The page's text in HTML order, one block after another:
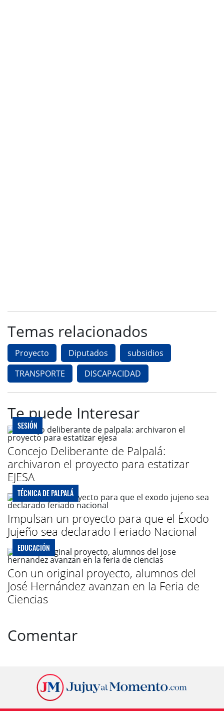
Temas relacionados
Proyecto Diputados
subsidios
TRANSPORTE
DISCAPACIDAD
Te puede Interesar
SESIÓN
Concejo Deliberante de Palpalá:
archivaron el proyecto para estatizar
EJESA
TÉCNICA DE PALPALÁ
Impulsan un proyecto para que el Éxodo
Jujeño sea declarado Feriado Nacional
EDUCACIÓN
Con un original proyecto, alumnos del
José Hernández avanzan en la Feria de
Ciencias
Comentar